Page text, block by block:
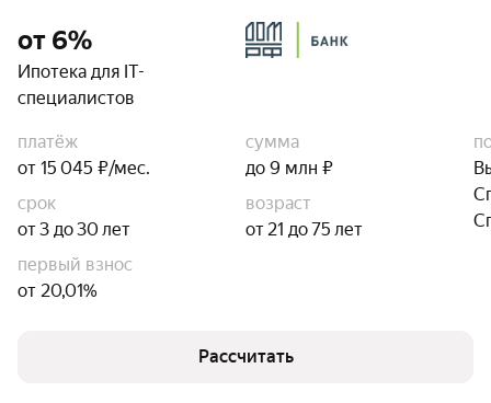
от 6%
Ипотека для IT-
специалистов
платёж
от 15 045 ₽/мес.
сумма
до 9 млн ₽
срок
от 3 до 30 лет
возраст
от 21 до 75 лет
первый взнос
от 20,01%
Рассчитать